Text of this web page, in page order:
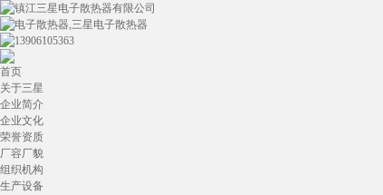
首页
关于三星
企业简介
企业文化
荣誉资质
厂容厂貌
组织机构
生产设备